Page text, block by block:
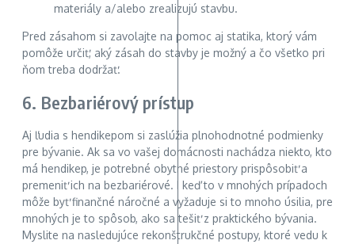
materiály a/alebo zrealizujú stavbu.
Pred zásahom si zavolajte na pomoc aj statika, ktorý vám
pomôže určiť, aký zásah do stavby je možný a čo všetko pri
ňom treba dodržať.
6. Bezbariérový prístup
Aj ľudia s hendikepom si zaslúžia plnohodnotné podmienky
pre bývanie. Ak sa vo vašej domácnosti nachádza niekto, kto
má hendikep, je potrebné obytné priestory prispôsobiť a
premeniť ich na bezbariérové. I keď to v mnohých prípadoch
môže byť finančné náročné a vyžaduje si to mnoho úsilia, pre
mnohých je to spôsob, ako sa tešiť z praktického bývania.
Myslite na nasledujúce rekonštrukčné postupy, ktoré vedu k